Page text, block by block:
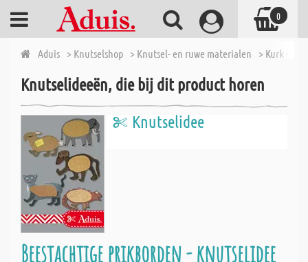
Aduis > Knutselshop > Knutsel- en ruwe materialen > Kurk -
Knutselideeën, die bij dit product horen
Knutselidee
Beestachtige prikborden - knutselidee
0